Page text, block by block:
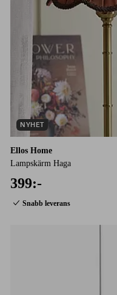
Ellos Home
Lampskärm Haga
399:-
Snabb leverans
NYHET
till i favoriter